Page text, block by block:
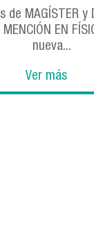
de MAGÍSTER y
MENCIÓN EN
nueva...
Ver más